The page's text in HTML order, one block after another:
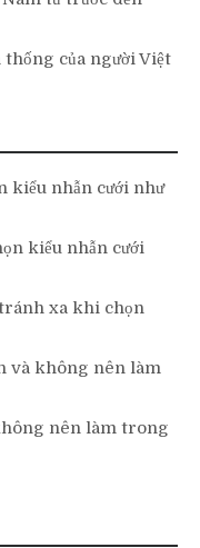
của người Việt
kiểu nhẫn cưới như
kiểu nhẫn cưới
xa khi chọn
và không nên làm
nên làm trong